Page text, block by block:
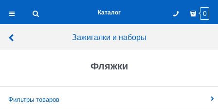
Каталог 0
Зажигалки и наборы
Фляжки
Фильтры товаров